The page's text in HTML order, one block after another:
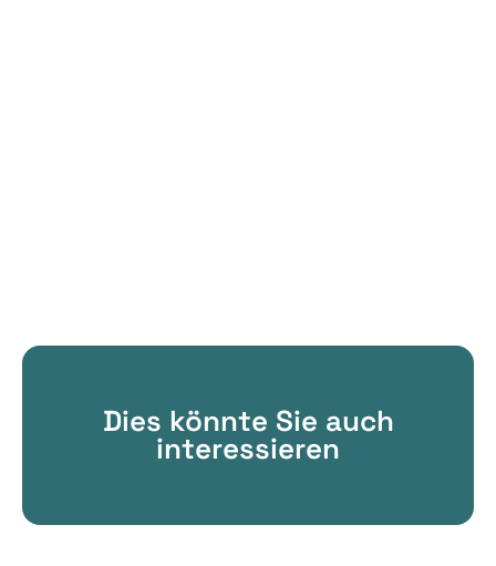
Dies könnte Sie auch
interessieren